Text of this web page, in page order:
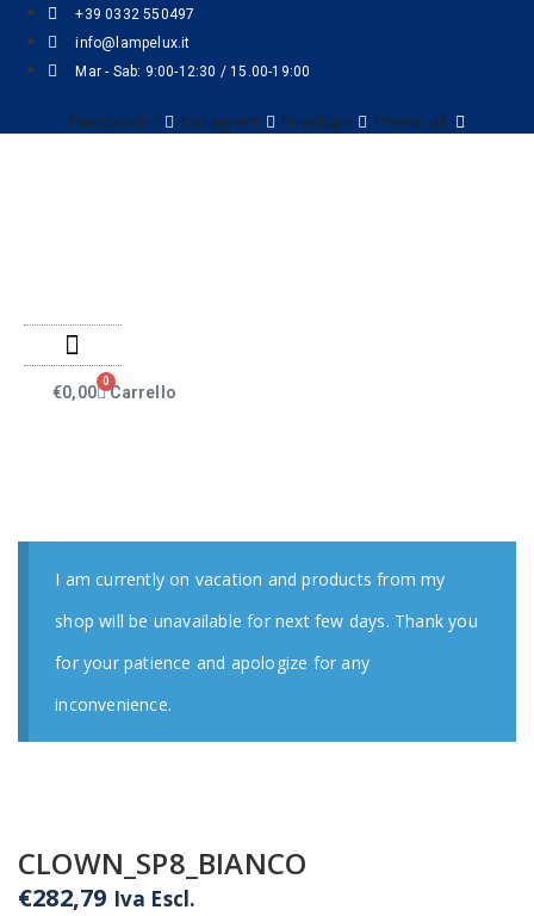
+39 0332 550497
info@lampelux.it
Mar - Sab: 9:00-12:30 / 15.00-19:00
Facebook-f Instagram Envelope Phone-alt
€0,00
0
Carrello
I am currently on vacation and products from my
shop will be unavailable for next few days. Thank you
for your patience and apologize for any
inconvenience.
CLOWN_SP8_BIANCO
€282,79 Iva Escl.